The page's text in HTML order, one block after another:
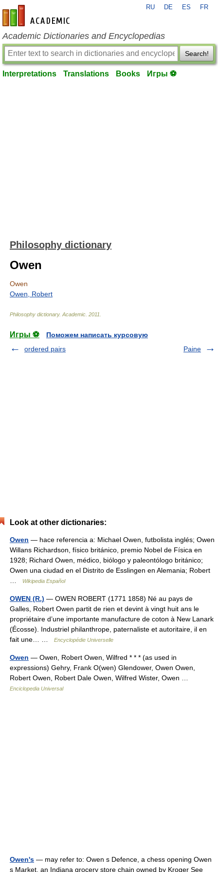
en-academic.com
RU DE ES FR
Academic Dictionaries and Encyclopedias
Search!
Interpretations Translations Books Игры ⚽
Philosophy dictionary
Owen
Owen
Owen, Robert
Philosophy dictionary. Academic 2011
Игры ⚽
Поможем написать курсовую
ordered pairs
Paine
Look at other dictionaries:
Owen — hace referencia a: Michael Owen, futbolista inglés; Owen
Willans Richardson, físico británico, premio Nobel de Física en
1928; Richard Owen, médico, biólogo y paleontólogo británico;
Owen una ciudad en el Distrito de Esslingen en Alemania; Robert
Wikipedia Español
OWEN (R.) — OWEN ROBERT (1771 1858) Né au pays de
Galles, Robert Owen partit de rien et devint à vingt huit ans le
propriétaire d’une importante manufacture de coton à New Lanark
(Écosse). Industriel philanthrope, paternaliste et autoritaire, il en
fait une… …
Encyclopédie Universelle
Owen — Owen, Robert Owen, Wilfred * * * (as used in
expressions) Gehry, Frank O(wen) Glendower, Owen Owen,
Robert Owen, Robert Dale Owen, Wilfred Wister, Owen …
Enciclopedia Universal
Owen's — may refer to: Owen s Defence, a chess opening Owen
s Market, an Indiana grocery store chain owned by Kroger See